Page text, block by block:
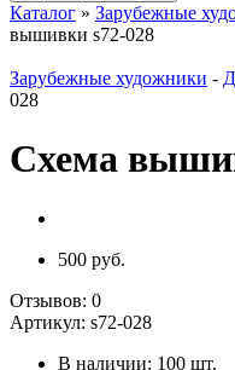
Каталог » Зарубежные
вышивки s72-028
Зарубежные художники -
028
Схема
500 руб.
Отзывов: 0
Артикул: s72-028
В наличии: 100 шт.